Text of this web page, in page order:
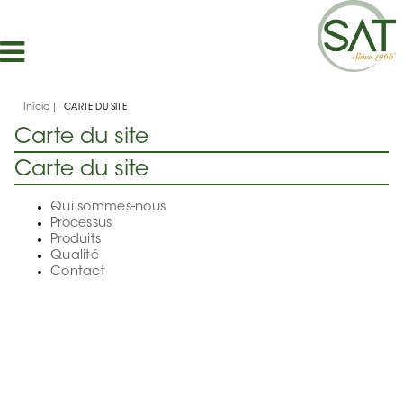
Inicio CARTE DU SITE
Carte du site
Carte du site
Qui sommes-nous
Processus
Produits
Qualité
Contact